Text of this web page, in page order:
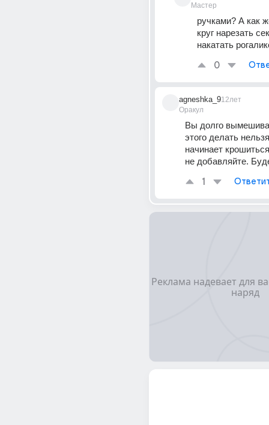
Мастер
ручками? А как
круг нарезать
накатать
0
agneshka_9
Оракул
12лет
Вы долго
этого делать
начинает
не добавляйте.
1